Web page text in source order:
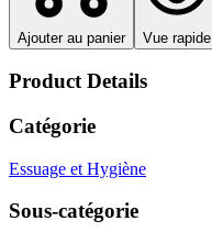
Ajouter au panier Vue rapide
Product Details
Catégorie
Essuage et Hygiène
Sous-catégorie